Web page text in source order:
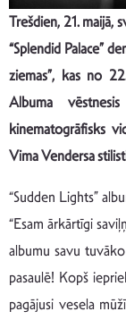
Trešdien, 21. maijā,
“Splendid Palace”
ziemas”, kas no
Albuma
kinematogrāfisks
Vima Vendersa
“Sudden Lights”
“Esam ārkārtīgi
albumu savu
pasaulē! Kopš
pagājusi vesela